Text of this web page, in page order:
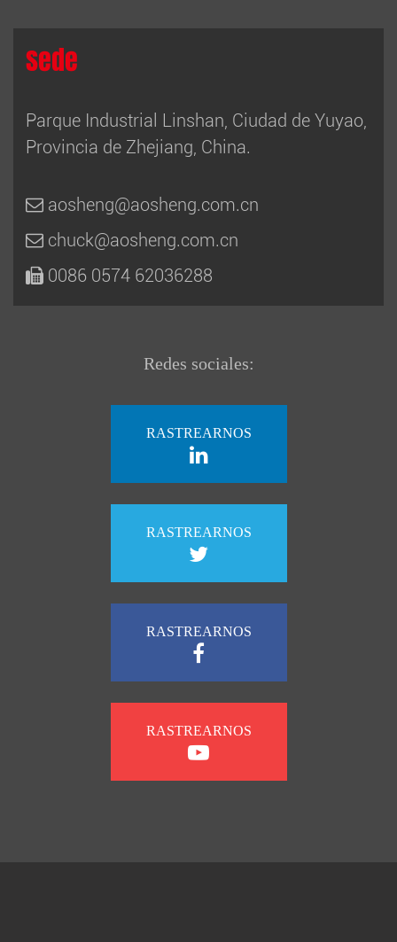
Sede
Parque Industrial Linshan, Ciudad de Yuyao,
Provincia de Zhejiang, China.
aosheng@aosheng.com.cn
chuck@aosheng.com.cn
0086 0574 62036288
Redes sociales:
RASTREARNOS
RASTREARNOS
RASTREARNOS
RASTREARNOS